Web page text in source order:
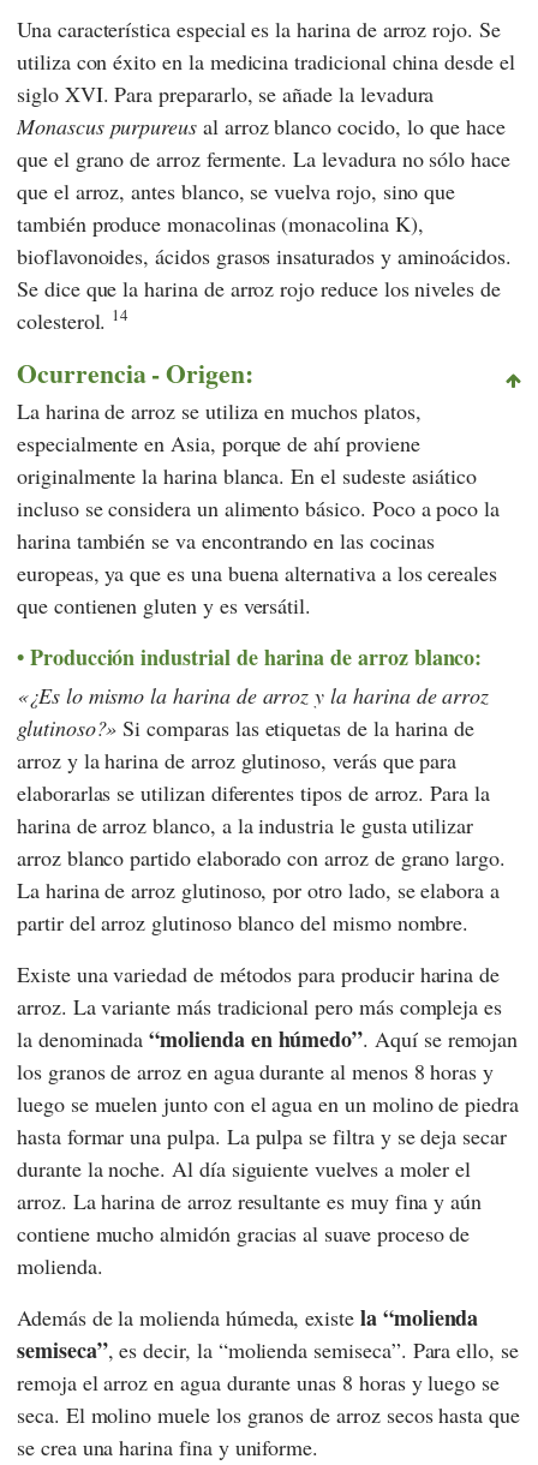
Una característica especial es la harina de arroz rojo. Se
utiliza con éxito en la medicina tradicional china desde el
siglo XVI. Para prepararlo, se añade la levadura
Monascus purpureus al arroz blanco cocido, lo que hace
que el grano de arroz fermente. La levadura no sólo hace
que el arroz, antes blanco, se vuelva rojo, sino que
también produce monacolinas (monacolina K),
bioflavonoides, ácidos grasos insaturados y aminoácidos.
Se dice que la harina de arroz rojo reduce los niveles de
colesterol. 14
Ocurrencia - Origen:
La harina de arroz se utiliza en muchos platos,
especialmente en Asia, porque de ahí proviene
originalmente la harina blanca. En el sudeste asiático
incluso se considera un alimento básico. Poco a poco la
harina también se va encontrando en las cocinas
europeas, ya que es una buena alternativa a los cereales
que contienen gluten y es versátil.
Producción industrial de harina de arroz blanco:
¿Es lo mismo la harina de arroz y la harina de arroz
glutinoso? Si comparas las etiquetas de la harina de
arroz y la harina de arroz glutinoso, verás que para
elaborarlas se utilizan diferentes tipos de arroz. Para la
harina de arroz blanco, a la industria le gusta utilizar
arroz blanco partido elaborado con arroz de grano largo.
La harina de arroz glutinoso, por otro lado, se elabora a
partir del arroz glutinoso blanco del mismo nombre.
Existe una variedad de métodos para producir harina de
arroz. La variante más tradicional pero más compleja es
la denominada“molienda en húmedo”. Aquí se remojan
los granos de arroz en agua durante al menos 8 horas y
luego se muelen junto con el agua en un molino de piedra
hasta formar una pulpa. La pulpa se filtra y se deja secar
durante la noche. Al día siguiente vuelves a moler el
arroz. La harina de arroz resultante es muy fina y aún
contiene mucho almidón gracias al suave proceso de
molienda.
Además de la molienda húmeda, existela “molienda
semiseca”, es decir, la “molienda semiseca”. Para ello, se
remoja el arroz en agua durante unas 8 horas y luego se
seca. El molino muele los granos de arroz secos hasta que
se crea una harina fina y uniforme.